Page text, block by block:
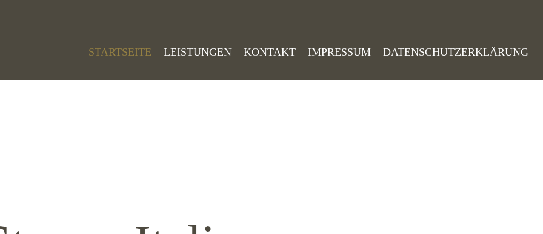
STARTSEITE LEISTUNGEN KONTAKT IMPRESSUM DATENSCHUTZERKLÄRUNG